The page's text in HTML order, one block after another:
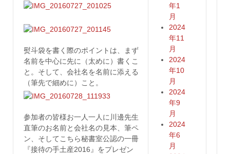
熨斗袋を書く際のポイントは、まず
名前を中心に先に（太めに）書くこ
と。そして、会社名を名前に添える
（筆先で細めに）こと。
参加者の皆様お一人一人に川邊先生
直筆のお名前と会社名の見本、筆ペ
ン、そしてこちら秘書室公認の一冊
『接待の手土産2016』をプレゼン
年1
月
2024
年11
月
2024
年10
月
2024
年9
月
2024
年6
月